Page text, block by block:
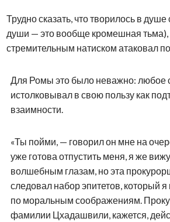
Трудно сказать, что творилось в душе
души — это вообще кромешная тьма),
стремительным натиском атаковал
Для Ромы это было неважно: любое
истолковывал в свою пользу как
взаимности.
«Ты пойми, — говорил он мне на
уже готова отпустить меня, я же
волшебным глазам, но эта
следовал набор эпитетов, который я
по моральным соображениям.
фамилии Цхадашвили, кажется,